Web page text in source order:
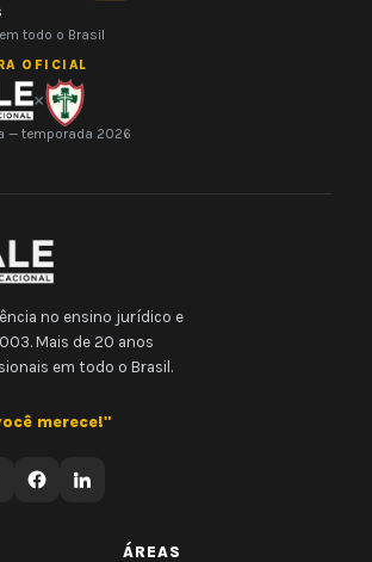
todo o Brasil
OFICIAL
×
— temporada 2026
no ensino jurídico e
Mais de 20 anos
em todo o Brasil.
merece!"
ÁREAS